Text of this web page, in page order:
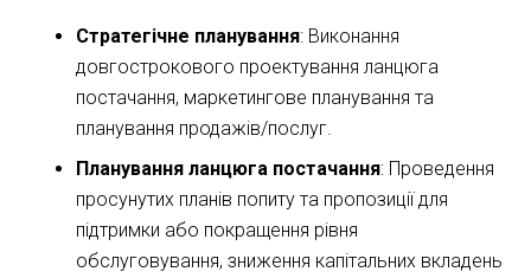
Стратегічне планування: Виконання
довгострокового проектування ланцюга
постачання, маркетингове планування та
планування продажів/послуг.
Планування ланцюга постачання: Проведення
просунутих планів попиту та пропозиції для
підтримки або покращення рівня
обслуговування, зниження капітальних вкладень